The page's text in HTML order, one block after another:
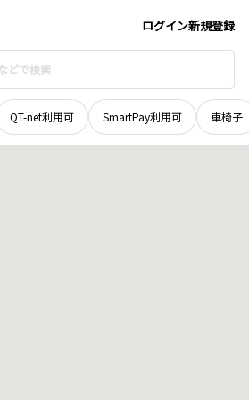
ログイン新規登録
QT-net利用可 SmartPay利用可 車椅子